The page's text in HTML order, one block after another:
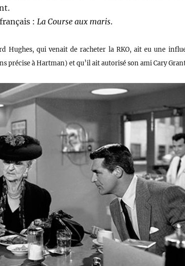
: La Course aux maris.
Hughes, qui venait de racheter la RKO, ait eu une
précise à Hartman) et qu’il ait autorisé son ami Cary